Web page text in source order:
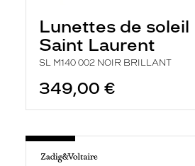
Lunettes de soleil
Saint Laurent
SL M140 002 NOIR BRILLANT
349,00 €